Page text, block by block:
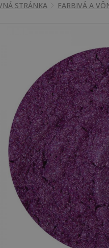
STRÁNKA FARBIVÁ A